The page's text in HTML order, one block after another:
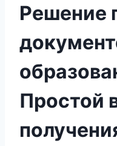
Решение
Простой